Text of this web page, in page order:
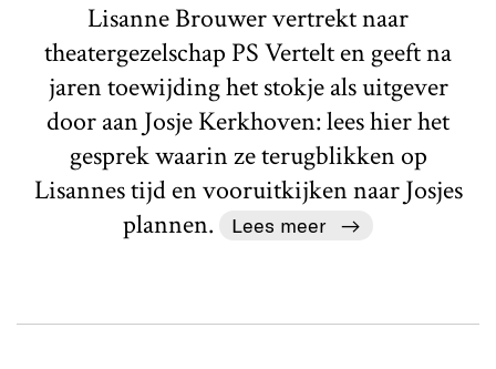
Lisanne Brouwer vertrekt naar
theatergezelschap PS Vertelt en geeft na
jaren toewijding het stokje als uitgever
door aan Josje Kerkhoven: lees hier het
gesprek waarin ze terugblikken op
Lisannes tijd en vooruitkijken naar Josjes
plannen.
Lees meer